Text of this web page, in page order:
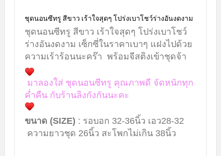
ชุดนอนซีทรู สีขาว เร้าใจสุดๆ โปร่งเบาโชว์ร่างอันงดงาม
ชุดนอนซีทรู สีขาว เร้าใจสุดๆ โปร่งเบาโชว์
ร่างอันงดงาม เซ็กซี่ในราคาเบาๆ แฝงไปด้วย
ความเร้าร้อนนะคร๊า พร้อมจีสติงเข้าชุดจ้า
มาลองใส่ ชุดนอนซีทรู คุณภาพดี จัดหนักทุก
ค่ำคืน กับร้านลิงกังกันนะคะ
ขนาด (SIZE) : รอบอก 32-36นิ้ว เอว28-32
ความยาวชุด 26นิ้ว สะโพกไม่เกิน 38นิ้ว